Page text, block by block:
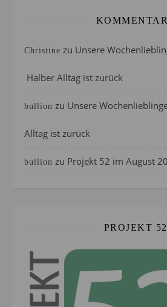
Christine zu Unsere
Halber Alltag ist zurück
bullion zu Unsere
Alltag ist zurück
bullion zu Projekt 52 im August
PROJEKT 52